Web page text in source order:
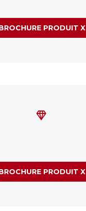
PRODUIT X


PRODUIT X